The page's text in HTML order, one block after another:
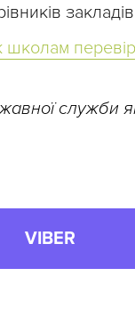
закладів
школам
служби
VIBER